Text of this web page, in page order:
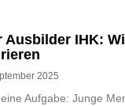
IHK:
2025
Aufgabe: Junge